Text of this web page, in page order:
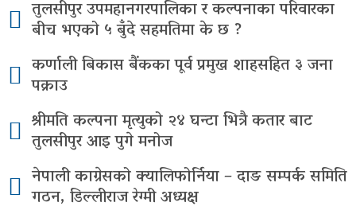
तुलसीपुर उपमहानगरपालिका र कल्पनाका परिवारका
बीच भएको ५ बुँदे सहमतिमा के छ ?
कर्णाली बिकास बैंकका पूर्व प्रमुख शाहसहित ३ जना
पक्राउ
श्रीमति कल्पना मृत्युको २४ घन्टा भित्रै कतार बाट
तुलसीपुर आइ पुगे मनोज
नेपाली काग्रेसको क्यालिफोर्निया – दाङ सम्पर्क समिति
गठन, डिल्लीराज रेग्मी अध्यक्ष